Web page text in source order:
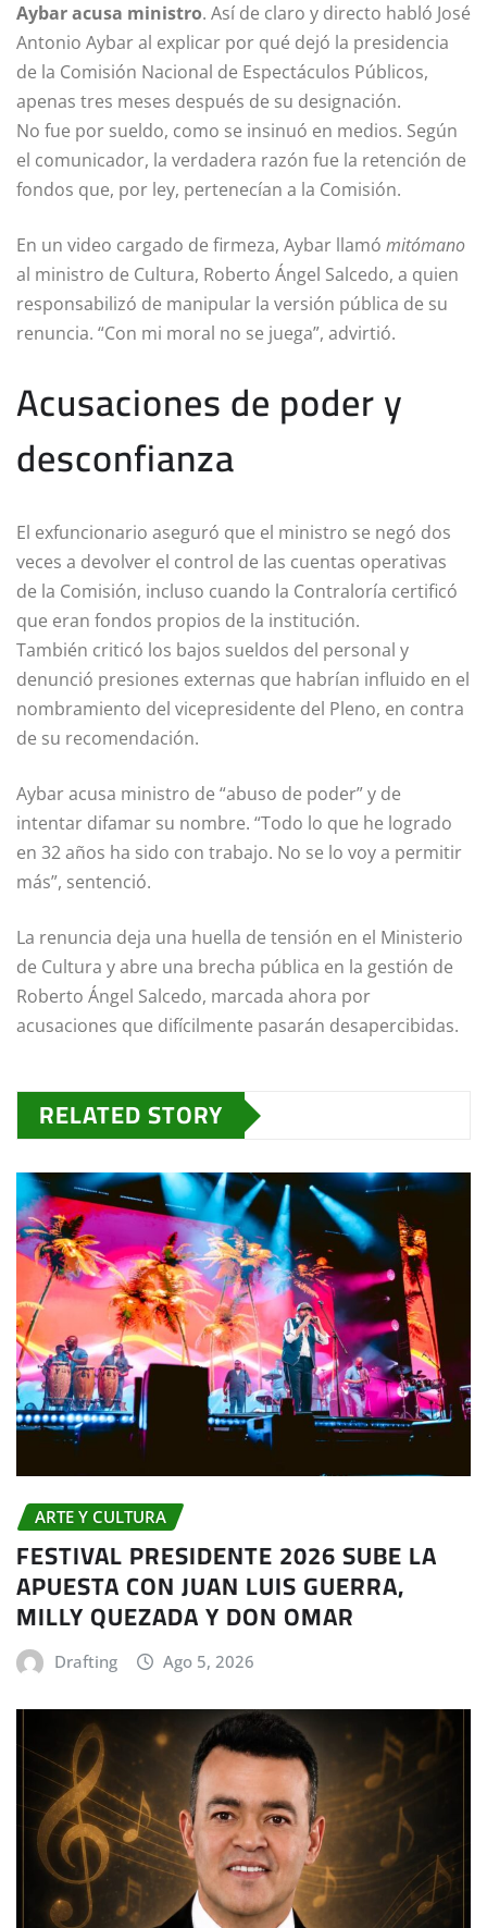
Aybar acusa ministro. Así de claro y directo habló José
Antonio Aybar al explicar por qué dejó la presidencia
de la Comisión Nacional de Espectáculos Públicos,
apenas tres meses después de su designación.
No fue por sueldo, como se insinuó en medios. Según
el comunicador, la verdadera razón fue la retención de
fondos que, por ley, pertenecían a la Comisión.
En un video cargado de firmeza, Aybar llamó mitómano
al ministro de Cultura, Roberto Ángel Salcedo, a quien
responsabilizó de manipular la versión pública de su
renuncia. “Con mi moral no se juega”, advirtió.
Acusaciones de poder y
desconfianza
El exfuncionario aseguró que el ministro se negó dos
veces a devolver el control de las cuentas operativas
de la Comisión, incluso cuando la Contraloría certificó
que eran fondos propios de la institución.
También criticó los bajos sueldos del personal y
denunció presiones externas que habrían influido en el
nombramiento del vicepresidente del Pleno, en contra
de su recomendación.
Aybar acusa ministro de “abuso de poder” y de
intentar difamar su nombre. “Todo lo que he logrado
en 32 años ha sido con trabajo. No se lo voy a permitir
más”, sentenció.
La renuncia deja una huella de tensión en el Ministerio
de Cultura y abre una brecha pública en la gestión de
Roberto Ángel Salcedo, marcada ahora por
acusaciones que difícilmente pasarán desapercibidas.
RELATED STORY
ARTE Y CULTURA
FESTIVAL PRESIDENTE 2026 SUBE LA
APUESTA CON JUAN LUIS GUERRA,
MILLY QUEZADA Y DON OMAR
Drafting Ago 5, 2026